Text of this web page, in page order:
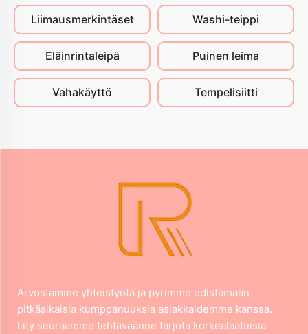
Liimausmerkintäset Washi-teippi
Eläinrintaleipä Puinen leima
Vahakäyttö Tempelisiitti
Arvostamme yhteistyötä ja pyrimme edistämään
pitkäaikaisia kumppanuuksia asiakkaidemme kanssa.
liity seuraamme tehtäväänne tarjota korkealaatuisia